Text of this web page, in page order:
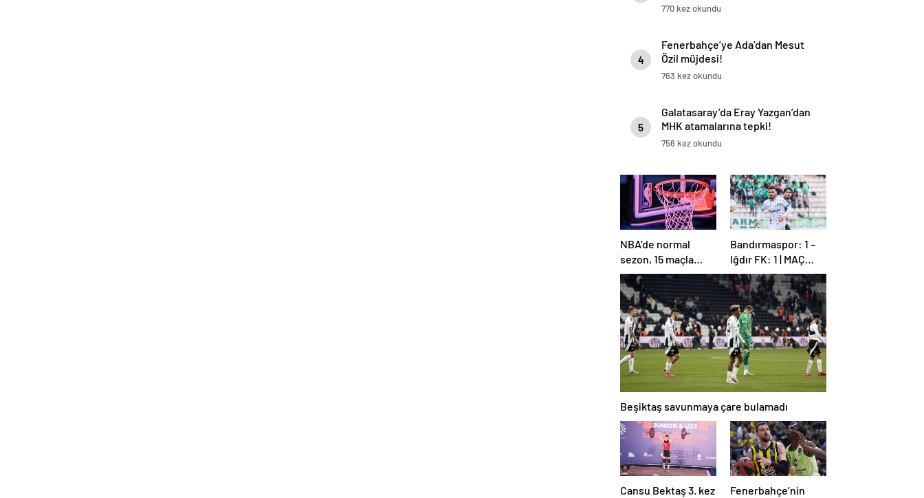
770 kez okundu
4
Fenerbahçe’ye Ada’dan Mesut
Özil müjdesi!
763 kez okundu
5
Galatasaray’da Eray Yazgan’dan
MHK atamalarına tepki!
756 kez okundu
NBA’de normal
sezon, 15 maçla
sona erdi
Bandırmaspor: 1 –
Iğdır FK: 1 | MAÇ
SONUCU
Beşiktaş savunmaya çare bulamadı
Cansu Bektaş 3. kez
Fenerbahçe’nin